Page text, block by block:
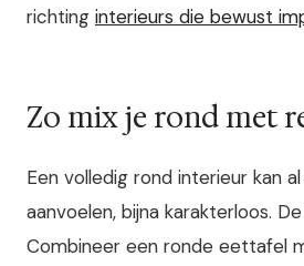
richting interieurs die bewust
Zo mix je rond met
Een volledig rond interieur kan
aanvoelen, bijna karakterloos.
Combineer een ronde eettafel